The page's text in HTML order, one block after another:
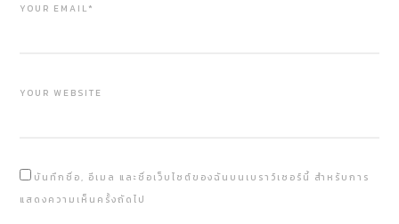
YOUR EMAIL*
YOUR WEBSITE
บันทึกชื่อ, อีเมล และชื่อเว็บไซต์ของฉันบนเบราว์เซอร์นี้ สำหรับการ
แสดงความเห็นครั้งถัดไป